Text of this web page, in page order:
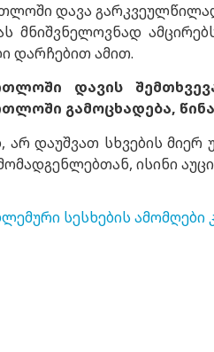
დავა
მნიშვნელოვნად
დარჩებით ამით.
დავის
გამოცხადება,
არ დაუშვათ სხვების მიერ
ისინი
სესხების ამომღები